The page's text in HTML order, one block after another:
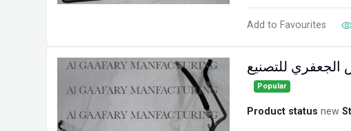
Add to Favourites
الجعفري للتصنيع
Popular
Product status new